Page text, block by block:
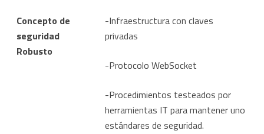
Concepto de
seguridad
Robusto
-Infraestructura con claves
privadas
-Protocolo WebSocket
-Procedimientos testeados por
herramientas IT para mantener uno
estándares de seguridad.